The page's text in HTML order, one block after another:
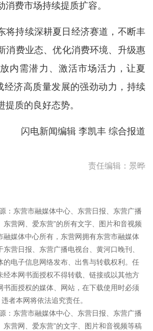
消费市场持续提质扩容。
将持续深耕夏日经济赛道，不断丰
消费业态、优化消费环境、升级惠
内需潜力、激活市场活力，让夏
经济高质量发展的强劲动力，持续
提质的良好态势。
闪电新闻编辑 李凯丰 综合报道
责任编辑：景晔
：东营市融媒体中心、东营日报、东营广播
东营网、爱东营”的所有文字、图片和音视频
融媒体中心所有，东营网拥有东营市融媒体
营日报、东营广播电视台、黄河口晚刊、
的电子信息网络发布、出售与转载权利。任
经本网书面授权不得转载、链接或以其他方
书面授权的媒体、网站，在下载使用时必须
者本网将依法追究责任。
：东营市融媒体中心、东营日报、东营广播
东营网、爱东营”的文字、图片和音视频等稿